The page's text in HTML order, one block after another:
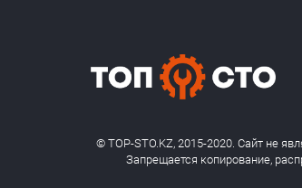
© TOP-STO.KZ, 2015-2020. Сайт не
Запрещается копирование,